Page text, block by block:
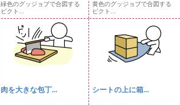
緑色のグッジョブで合図する
ピクト...
黄色のグッジョブで合図する
ピクト...
肉を大きな包丁... シートの上に箱...